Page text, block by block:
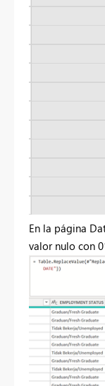
En la página
valor nulo con